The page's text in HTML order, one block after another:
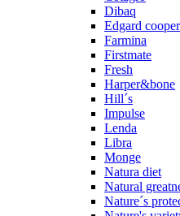
Dibaq
Edgard cooper
Farmina
Firstmate
Fresh
Harper&bone
Hill´s
Impulse
Lenda
Libra
Monge
Natura diet
Natural
Nature´s